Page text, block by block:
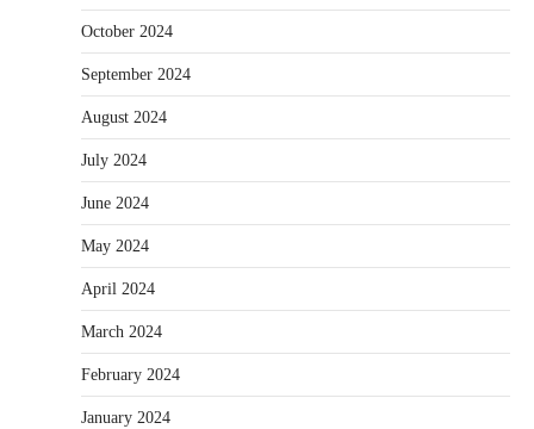
October 2024
September 2024
August 2024
July 2024
June 2024
May 2024
April 2024
March 2024
February 2024
January 2024